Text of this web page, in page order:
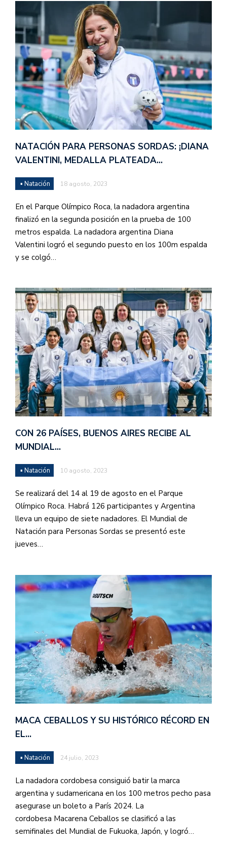
NATACIÓN PARA PERSONAS SORDAS: ¡DIANA
VALENTINI, MEDALLA PLATEADA…
▪ Natación 18 agosto, 2023
En el Parque Olímpico Roca, la nadadora argentina
finalizó en la segunda posición en la prueba de 100
metros espalda. La nadadora argentina Diana
Valentini logró el segundo puesto en los 100m espalda
y se colgó…
CON 26 PAÍSES, BUENOS AIRES RECIBE AL
MUNDIAL…
▪ Natación 10 agosto, 2023
Se realizará del 14 al 19 de agosto en el Parque
Olímpico Roca. Habrá 126 participantes y Argentina
lleva un equipo de siete nadadores. El Mundial de
Natación para Personas Sordas se presentó este
jueves…
MACA CEBALLOS Y SU HISTÓRICO RÉCORD EN
EL…
▪ Natación 24 julio, 2023
La nadadora cordobesa consiguió batir la marca
argentina y sudamericana en los 100 metros pecho pasa
asegurase un boleto a París 2024. La
cordobesa Macarena Ceballos se clasificó a las
semifinales del Mundial de Fukuoka, Japón, y logró…